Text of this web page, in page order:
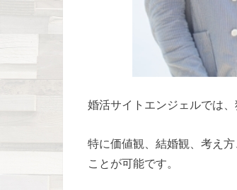
婚活サイトエンジェルでは
特に価値観、結婚観、考え
ことが可能です。